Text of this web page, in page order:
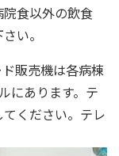
食以外の飲食
い。
販売機は各病棟
にあります。テ
ください。テレ